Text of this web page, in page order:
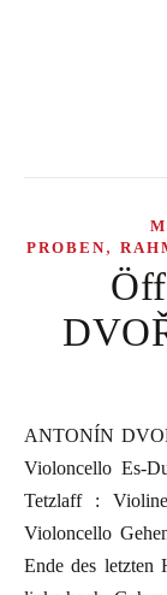
PROBEN,
ANTONÍN DVOŘÁKQuartett für Klavier, Violine, Viola und
Violoncello Es-
Tetzlaff :
Violoncello
Ende des letzten